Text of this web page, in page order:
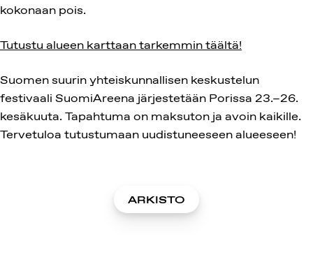
kokonaan pois.
Tutustu alueen karttaan tarkemmin täältä!
Suomen suurin yhteiskunnallisen keskustelun
festivaali SuomiAreena järjestetään Porissa 23.–26.
kesäkuuta. Tapahtuma on maksuton ja avoin kaikille.
Tervetuloa tutustumaan uudistuneeseen alueeseen!
ARKISTO